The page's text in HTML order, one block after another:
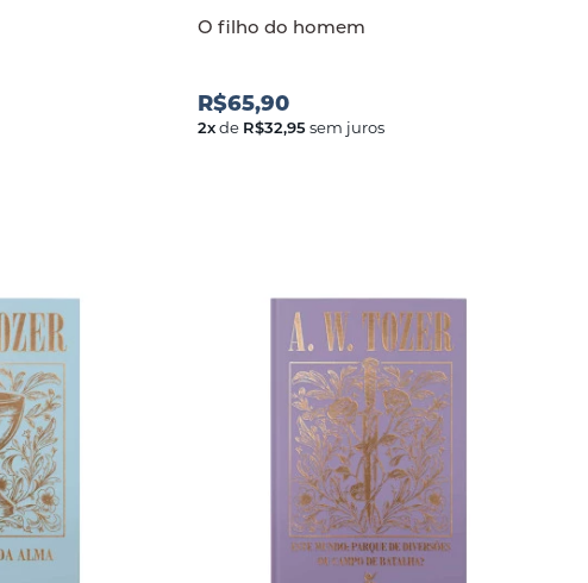
O filho do homem
R$65,90
2xde R$32,95sem juros